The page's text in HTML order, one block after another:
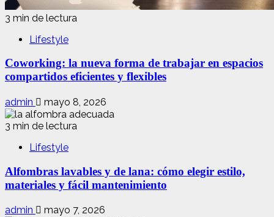
3 min de lectura
Lifestyle
Coworking: la nueva forma de trabajar en espacios
compartidos eficientes y flexibles
admin mayo 8, 2026
3 min de lectura
Lifestyle
Alfombras lavables y de lana: cómo elegir estilo,
materiales y fácil mantenimiento
admin mayo 7, 2026